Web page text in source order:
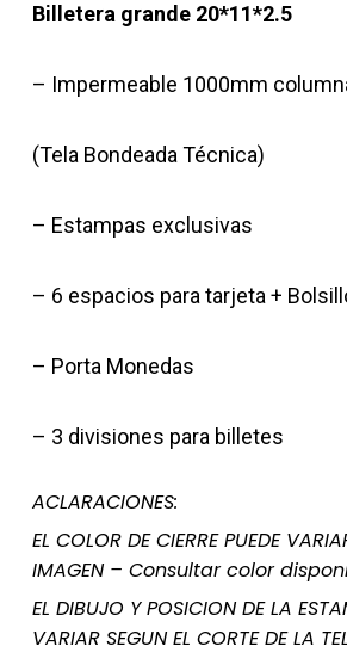
Billetera grande 20*11*2.5
– Impermeable 1000mm
(Tela Bondeada Técnica)
– Estampas exclusivas
– 6 espacios para tarjeta +
– Porta Monedas
– 3 divisiones para billetes
ACLARACIONES:
EL COLOR DE CIERRE PUEDE
IMAGEN – Consultar color
EL DIBUJO Y POSICION DE LA
VARIAR SEGUN EL CORTE DE LA